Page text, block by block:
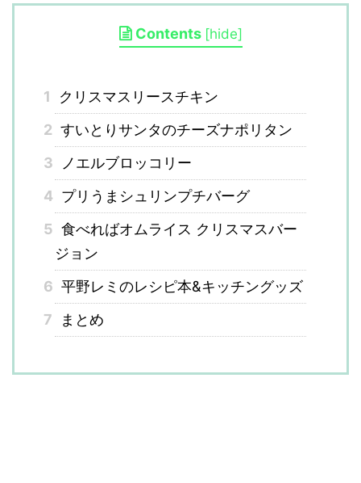
Contents [hide]
1
クリスマスリースチキン
2 すいとりサンタのチーズナポリタン
3
ノエルブロッコリー
4 プリうまシュリンプチバーグ
5 食べればオムライス クリスマスバー
ジョン
6 平野レミのレシピ本&キッチングッズ
7
まとめ